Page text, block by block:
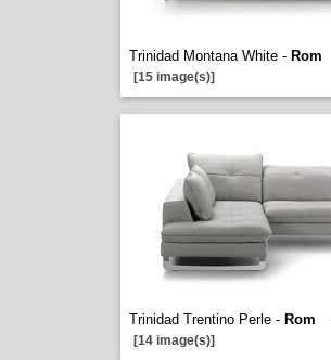
Trinidad Montana White - Rom
[15 image(s)]
Trinidad Trentino Perle - Rom
[14 image(s)]